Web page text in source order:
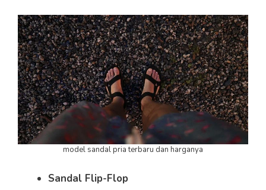
model sandal pria terbaru dan harganya
Sandal Flip-Flop